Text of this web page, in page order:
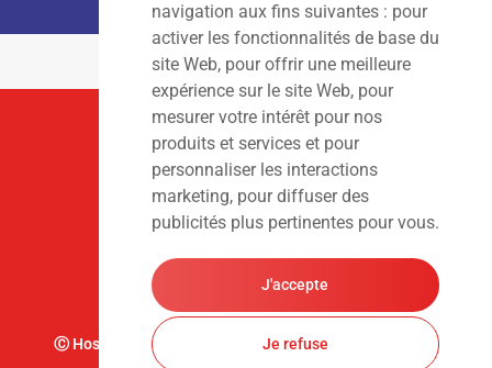
navigation aux fins suivantes : pour
activer les fonctionnalités de base du
site Web, pour offrir une meilleure
expérience sur le site Web, pour
mesurer votre intérêt pour nos
produits et services et pour
personnaliser les interactions
marketing, pour diffuser des
publicités plus pertinentes pour vous.
J'accepte
Je refuse
Suivez-Nous
Ⓒ Hoslet Frédéric S.A. Tous droits réservés. Design par